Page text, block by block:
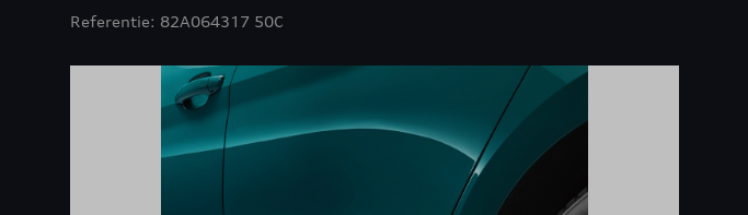
Referentie: 82A064317 50C